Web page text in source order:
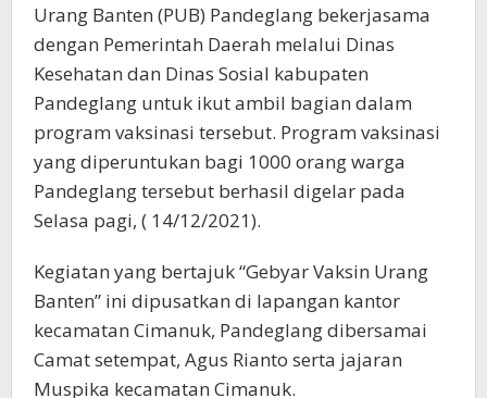
Urang Banten (PUB) Pandeglang bekerjasama
dengan Pemerintah Daerah melalui Dinas
Kesehatan dan Dinas Sosial kabupaten
Pandeglang untuk ikut ambil bagian dalam
program vaksinasi tersebut. Program vaksinasi
yang diperuntukan bagi 1000 orang warga
Pandeglang tersebut berhasil digelar pada
Selasa pagi, ( 14/12/2021).
Kegiatan yang bertajuk “Gebyar Vaksin Urang
Banten” ini dipusatkan di lapangan kantor
kecamatan Cimanuk, Pandeglang dibersamai
Camat setempat, Agus Rianto serta jajaran
Muspika kecamatan Cimanuk.